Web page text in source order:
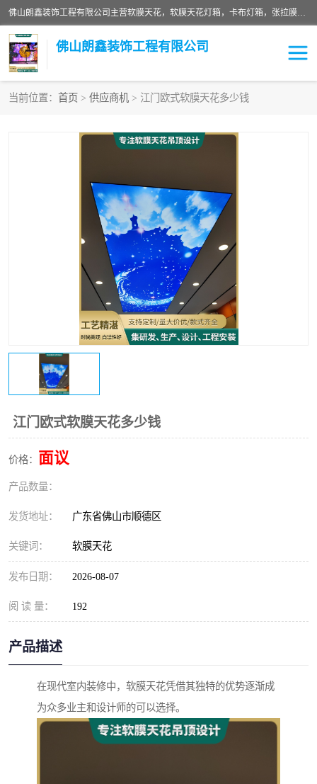
佛山朗鑫装饰工程有限公司主营软膜天花，软膜天花灯箱，卡布灯箱，张拉膜等产品，价格实惠，支持定制；公司专业装饰铺面，家居，会展特装，软膜等工程，技能精良人员，安装快、价格合理，质量保证、热诚与各方有识人士合作，欢迎新老客户来电咨询。
佛山朗鑫装饰工程有限公司
当前位置： 首页 > 供应商机 > 江门欧式软膜天花多少钱
江门欧式软膜天花多少钱
价格： 面议
产品数量：
发货地址： 广东省佛山市顺德区
关键词： 软膜天花
发布日期： 2026-08-07
阅 读 量： 192
产品描述
在现代室内装修中，软膜天花凭借其独特的优势逐渐成
为众多业主和设计师的可以选择。